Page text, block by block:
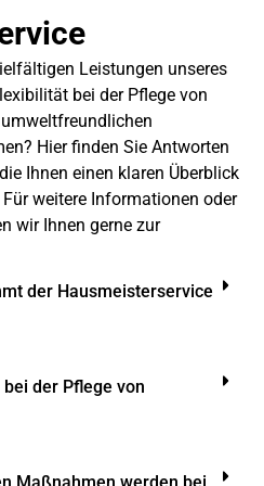
Leistungen unseres
bei der Pflege von
Hier finden Sie Antworten
Ihnen einen klaren Überblick
weitere Informationen oder
wir Ihnen gerne zur
der Hausmeisterservice
der Pflege von
Maßnahmen werden bei